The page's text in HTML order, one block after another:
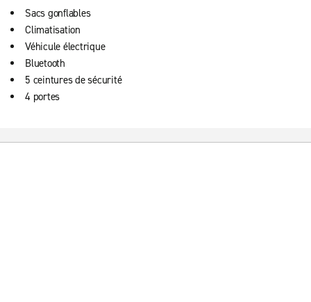
Sacs gonflables
Climatisation
Véhicule électrique
Bluetooth
5 ceintures de sécurité
4 portes